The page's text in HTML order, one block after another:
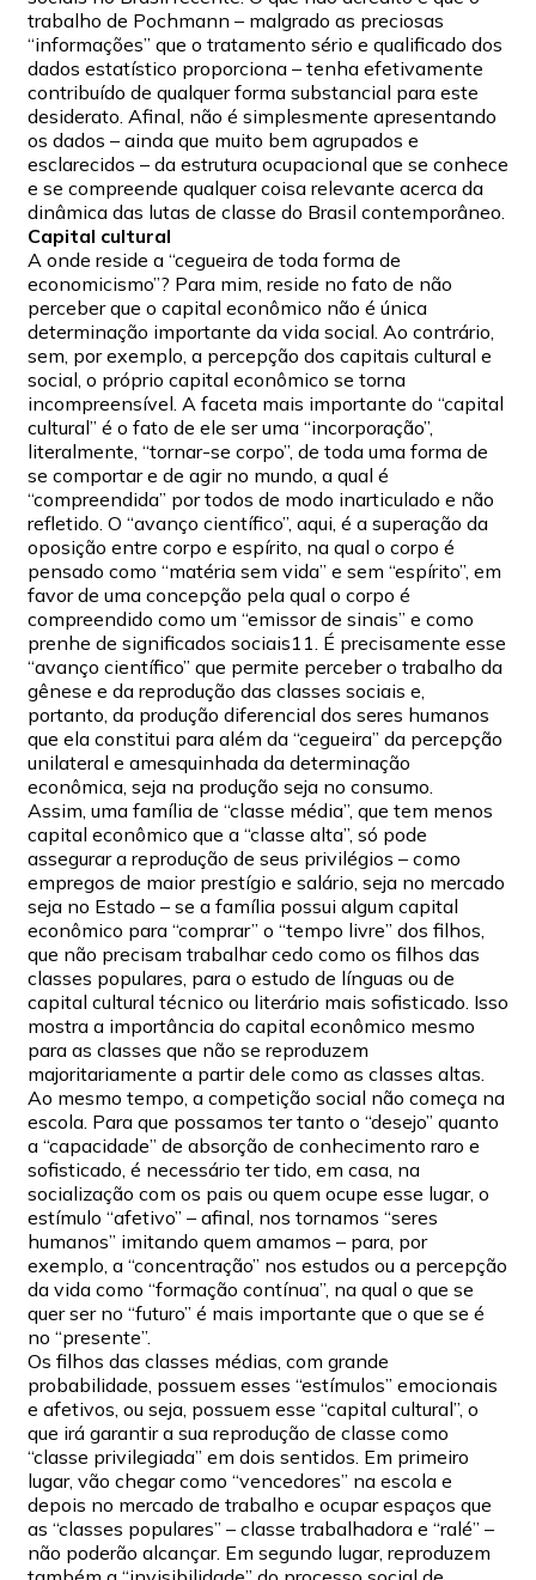
trabalho de Pochmann – malgrado as preciosas
“informações” que o tratamento sério e qualificado dos
dados estatístico proporciona – tenha efetivamente
contribuído de qualquer forma substancial para este
desiderato. Afinal, não é simplesmente apresentando
os dados – ainda que muito bem agrupados e
esclarecidos – da estrutura ocupacional que se conhece
e se compreende qualquer coisa relevante acerca da
dinâmica das lutas de classe do Brasil contemporâneo.
Capital cultural
A onde reside a “cegueira de toda forma de
economicismo”? Para mim, reside no fato de não
perceber que o capital econômico não é única
determinação importante da vida social. Ao contrário,
sem, por exemplo, a percepção dos capitais cultural e
social, o próprio capital econômico se torna
incompreensível. A faceta mais importante do “capital
cultural” é o fato de ele ser uma “incorporação”,
literalmente, “tornar-se corpo”, de toda uma forma de
se comportar e de agir no mundo, a qual é
“compreendida” por todos de modo inarticulado e não
refletido. O “avanço científico”, aqui, é a superação da
oposição entre corpo e espírito, na qual o corpo é
pensado como “matéria sem vida” e sem “espírito”, em
favor de uma concepção pela qual o corpo é
compreendido como um “emissor de sinais” e como
prenhe de significados sociais11. É precisamente esse
“avanço científico” que permite perceber o trabalho da
gênese e da reprodução das classes sociais e,
portanto, da produção diferencial dos seres humanos
que ela constitui para além da “cegueira” da percepção
unilateral e amesquinhada da determinação
econômica, seja na produção seja no consumo.
Assim, uma família de “classe média”, que tem menos
capital econômico que a “classe alta”, só pode
assegurar a reprodução de seus privilégios – como
empregos de maior prestígio e salário, seja no mercado
seja no Estado – se a família possui algum capital
econômico para “comprar” o “tempo livre” dos filhos,
que não precisam trabalhar cedo como os filhos das
classes populares, para o estudo de línguas ou de
capital cultural técnico ou literário mais sofisticado. Isso
mostra a importância do capital econômico mesmo
para as classes que não se reproduzem
majoritariamente a partir dele como as classes altas.
Ao mesmo tempo, a competição social não começa na
escola. Para que possamos ter tanto o “desejo” quanto
a “capacidade” de absorção de conhecimento raro e
sofisticado, é necessário ter tido, em casa, na
socialização com os pais ou quem ocupe esse lugar, o
estímulo “afetivo” – afinal, nos tornamos “seres
humanos” imitando quem amamos – para, por
exemplo, a “concentração” nos estudos ou a percepção
da vida como “formação contínua”, na qual o que se
quer ser no “futuro” é mais importante que o que se é
no “presente”.
Os filhos das classes médias, com grande
probabilidade, possuem esses “estímulos” emocionais
e afetivos, ou seja, possuem esse “capital cultural”, o
que irá garantir a sua reprodução de classe como
“classe privilegiada” em dois sentidos. Em primeiro
lugar, vão chegar como “vencedores” na escola e
depois no mercado de trabalho e ocupar espaços que
as “classes populares” – classe trabalhadora e “ralé” –
não poderão alcançar. Em segundo lugar, reproduzem